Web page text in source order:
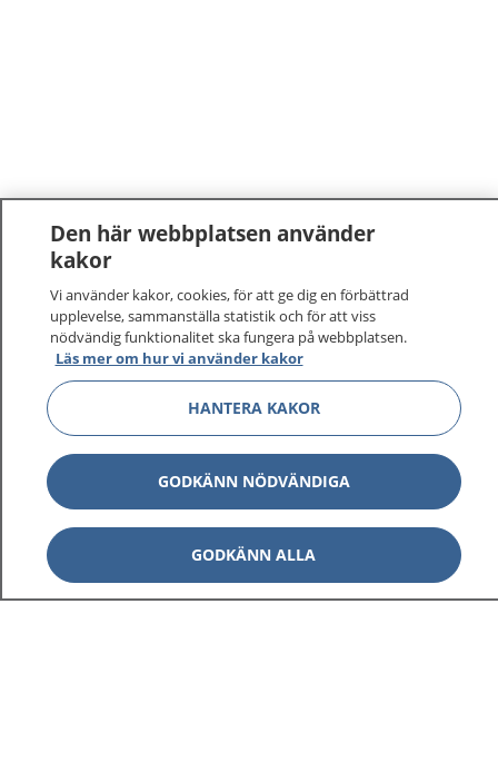
1177–tryggt om din hälsa och vård
På 1177.se får du råd om hälsa och information om
sjukdomar och vilka mottagningar du kan kontakta.
Logga in för att läsa din journal och göra dina
vårdärenden. Ring telefonnummer 1177 för
sjukvårdsrådgivning dygnet runt.
Den här webbplatsen använder
kakor
Vi använder kakor, cookies, för att ge dig en förbättrad
upplevelse, sammanställa statistik och för att viss
nödvändig funktionalitet ska fungera på webbplatsen.
Läs mer om hur vi använder kakor
HANTERA KAKOR
GODKÄNN NÖDVÄNDIGA
GODKÄNN ALLA